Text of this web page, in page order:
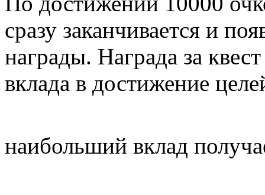
сразу заканчивается и
награды. Награда за
вклада в достижение
наибольший вклад